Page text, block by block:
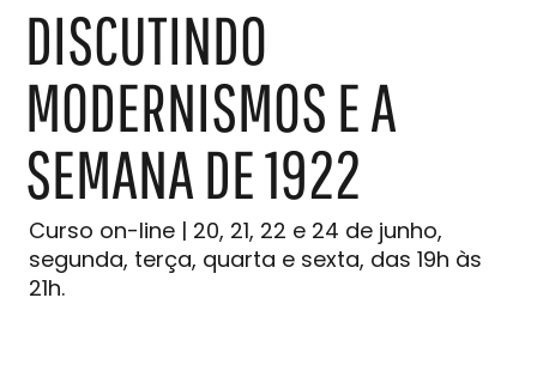
DISCUTINDO
MODERNISMOS E A
SEMANA DE 1922
Curso on-line | 20, 21, 22 e 24 de junho,
segunda, terça, quarta e sexta, das 19h às
21h.